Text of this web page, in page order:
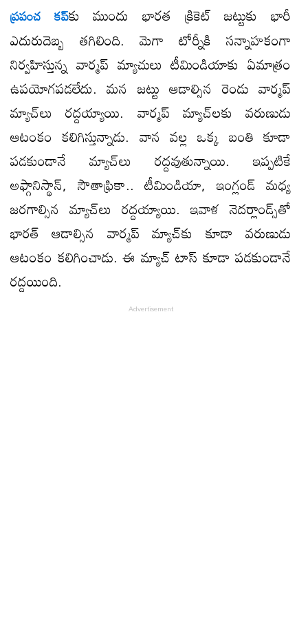
ప్రపంచ కప్​కు ముందు భారత క్రికెట్ జట్టుకు భారీ
ఎదురుదెబ్బ తగిలింది. మెగా టోర్నీకి సన్నాహకంగా
నిర్వహిస్తున్న వార్మప్ మ్యాచులు​ టీమిండియాకు ఏమాత్రం
ఉపయోగపడలేదు. మన జట్టు ఆడాల్సిన రెండు వార్మప్
మ్యాచ్​లు రద్దయ్యాయి. వార్మప్ మ్యాచ్​లకు వరుణుడు
ఆటంకం కలిగిస్తున్నాడు. వాన వల్ల ఒక్క బంతి కూడా
పడకుండానే మ్యాచ్​లు రద్దవుతున్నాయి. ఇప్పటికే
అఫ్గానిస్థాన్, సౌతాఫ్రికా.. టీమిండియా, ఇంగ్లండ్ మధ్య
జరగాల్సిన మ్యాచ్​లు రద్దయ్యాయి. ఇవాళ నెదర్లాండ్స్​తో
భారత్ ఆడాల్సిన వార్మప్ మ్యాచ్​కు కూడా వరుణుడు
ఆటంకం కలిగించాడు. ఈ మ్యాచ్ టాస్ కూడా పడకుండానే
రద్దయింది.